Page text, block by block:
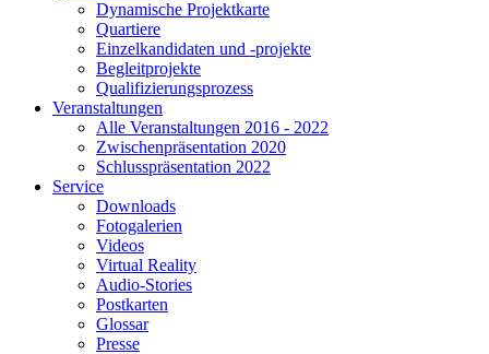
Dynamische Projektkarte
Quartiere
Einzelkandidaten und -projekte
Begleitprojekte
Qualifizierungsprozess
Veranstaltungen
Alle Veranstaltungen 2016 - 2022
Zwischenpräsentation 2020
Schlusspräsentation 2022
Service
Downloads
Fotogalerien
Videos
Virtual Reality
Audio-Stories
Postkarten
Glossar
Presse